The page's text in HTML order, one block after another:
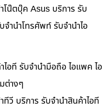
โน๊ตบุ๊ค Asus บริการ รับ
ำนำโทรศัพท์ รับจำนำไอ
อที รับจำนำมือถือ ไอแพค ไอ
ต่างๆ
วี บริการ รับจำนำสินค้าไอที